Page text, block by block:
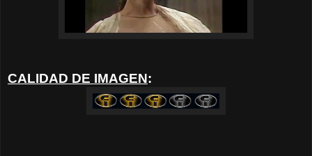
CALIDAD DE IMAGEN: